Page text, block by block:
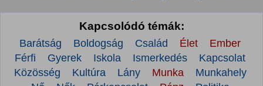
Kapcsolódó témák:
Barátság Boldogság Család Élet
Ember
Férfi
Gyerek Iskola Ismerkedés
Kapcsolat
Közösség
Kultúra Lány Munka
Munkahely